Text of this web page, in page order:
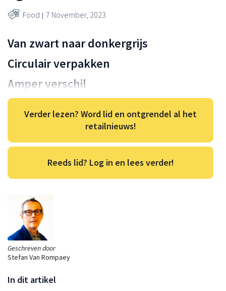
Geschreven door
Stefan Van Rompaey
In dit artikel
Food 7 November, 2023
Van zwart naar donkergrijs
Circulair verpakken
Amper verschil
Verder lezen? Word lid en ontgrendel al het
retailnieuws!
Reeds lid? Log in en lees verder!